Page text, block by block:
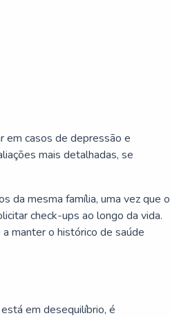
em casos de depressão e
mais detalhadas, se
da mesma família, uma vez que o
check-ups ao longo da vida.
manter o histórico de saúde
em desequilíbrio, é